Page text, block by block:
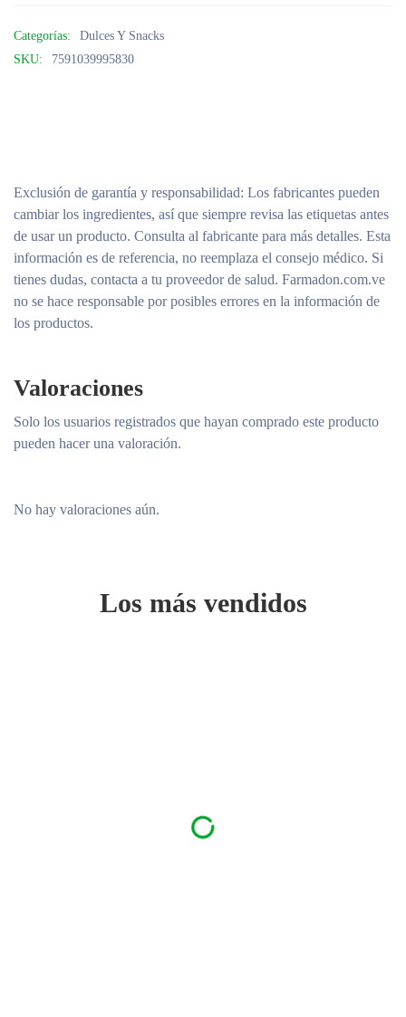
Categorías:
Dulces Y Snacks
SKU:
7591039995830
Exclusión de garantía y responsabilidad: Los fabricantes pueden
cambiar los ingredientes, así que siempre revisa las etiquetas antes
de usar un producto. Consulta al fabricante para más detalles. Esta
información es de referencia, no reemplaza el consejo médico. Si
tienes dudas, contacta a tu proveedor de salud. Farmadon.com.ve
no se hace responsable por posibles errores en la información de
los productos.
Valoraciones
No hay valoraciones aún.
Solo los usuarios registrados que hayan comprado este producto
pueden hacer una valoración.
Los más vendidos